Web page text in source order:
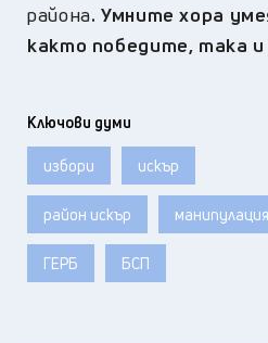
района. Умните хора
както победите, така
Ключови думи
избори искър
район искър манипулация
ГЕРБ БСП